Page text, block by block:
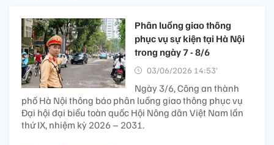
Phân luồng giao thông
phục vụ sự kiện tại Hà Nội
trong ngày 7 - 8/6
03/06/2026 14:53’
Ngày 3/6, Công an thành
phố Hà Nội thông báo phân luồng giao thông phục vụ
Đại hội đại biểu toàn quốc Hội Nông dân Việt Nam lần
thứ IX, nhiệm kỳ 2026 – 2031.